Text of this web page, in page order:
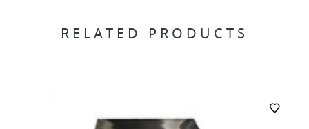
RELATED PRODUCTS